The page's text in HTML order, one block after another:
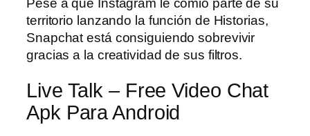
Pese a que Instagram le comió parte de su
territorio lanzando la función de Historias,
Snapchat está consiguiendo sobrevivir
gracias a la creatividad de sus filtros.
Live Talk – Free Video Chat
Apk Para Android